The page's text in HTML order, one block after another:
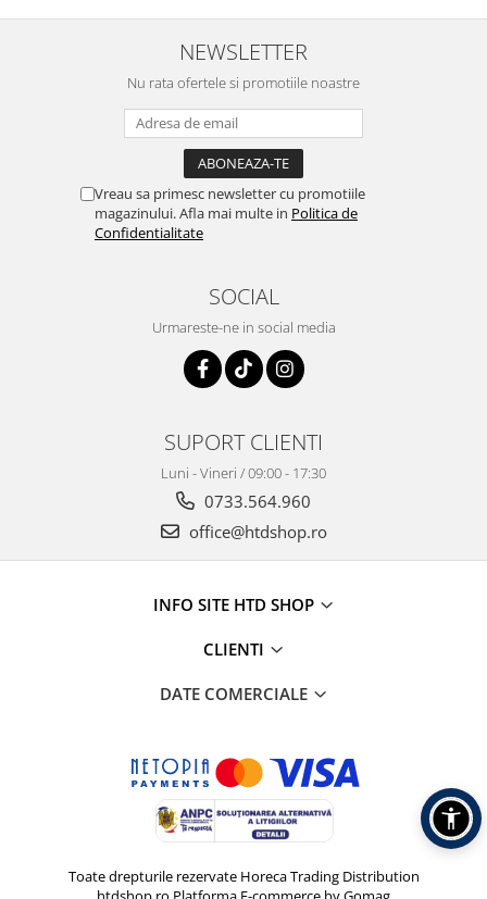
NEWSLETTER
Nu rata ofertele si promotiile noastre
Vreau sa primesc newsletter cu promotiile
magazinului. Afla mai multe in Politica de
Confidentialitate
SOCIAL
Urmareste-ne in social media
SUPORT CLIENTI
Luni - Vineri / 09:00 - 17:30
0733.564.960
office@htdshop.ro
INFO SITE HTD SHOP
CLIENTI
DATE COMERCIALE
Toate drepturile rezervate Horeca Trading Distribution